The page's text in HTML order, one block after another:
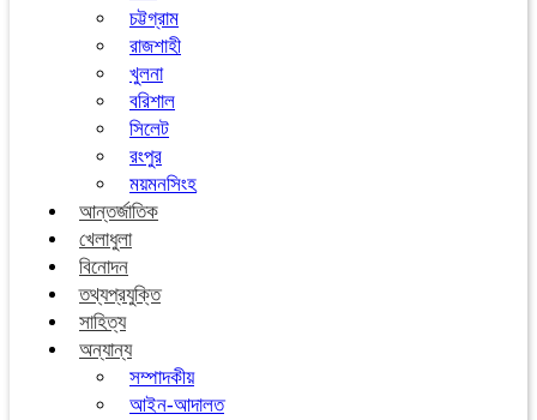
চট্টগ্রাম
রাজশাহী
খুলনা
বরিশাল
সিলেট
রংপুর
ময়মনসিংহ
আন্তর্জাতিক
খেলাধুলা
বিনোদন
তথ্যপ্রযুক্তি
সাহিত্য
অন্যান্য
সম্পাদকীয়
আইন-আদালত